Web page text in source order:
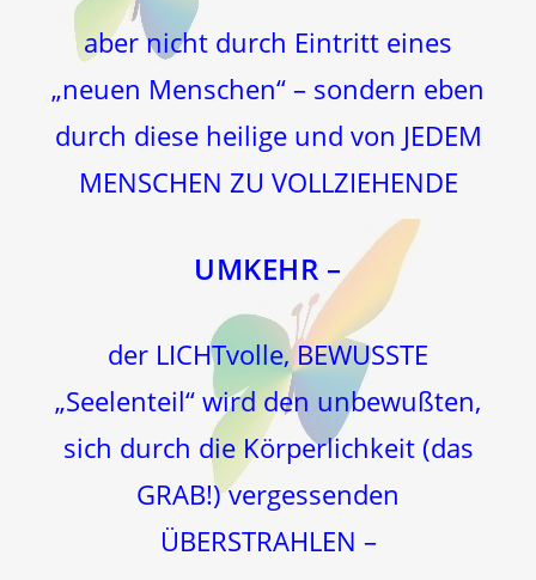
aber nicht durch Eintritt eines
„neuen Menschen“ – sondern eben
durch diese heilige und von JEDEM
MENSCHEN ZU VOLLZIEHENDE
UMKEHR –
der LICHTvolle, BEWUSSTE
„Seelenteil“ wird den unbewußten,
sich durch die Körperlichkeit (das
GRAB!) vergessenden
ÜBERSTRAHLEN –